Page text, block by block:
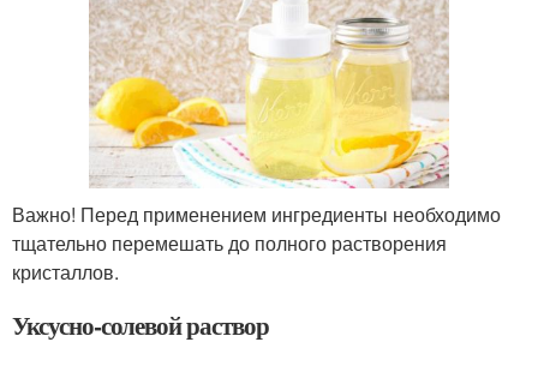
Важно! Перед применением ингредиенты необходимо
тщательно перемешать до полного растворения
кристаллов.
Уксусно-солевой раствор